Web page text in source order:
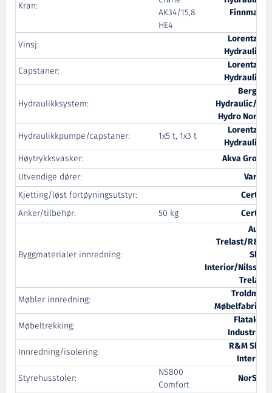
Kran:
AK34/15,8
HE4
Finnmark
Vinsj:
Lorentzen
Hydraulikk
Capstaner:
Lorentzen
Hydraulikk
Hydraulikksystem:
Bergen
Hydraulic/GS
Hydro Norge
Hydraulikkpumpe/capstaner:
1x5 t, 1x3 t
Lorentzen
Hydraulikk
Høytrykksvasker:
Akva Group
Utvendige dører:
Varde
Kjetting/løst fortøyningsutstyr:
Certex
Anker/tilbehør:
50 kg Certex
Byggmaterialer innredning:
Aure
Trelast/R&M
Ship
Interior/Nilsson
Trelast
Møbler innredning:
Troldmyr
Møbelfabrikk
Møbeltrekking:
Flataker
Industrier
Innredning/isolering:
R&M Ship
Interior
Styrehusstoler:
NS800
Comfort
NorSap